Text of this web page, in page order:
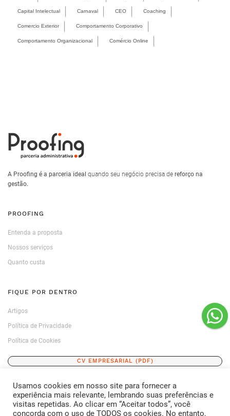
Capital Intelectual Carnaval CEO Coaching
Comercio Exterior Comportamento Corporativo
Comportamento Organizacional Comércio Online
A Proofing é a parceria ideal quando seu negócio precisa de reforço na
gestão.
PROOFING
Entenda a proposta
Nossos serviços
Quanto custa
FIQUE POR DENTRO
Artigos
Política de Privacidade
Política de Cookies
CV EMPRESARIAL (PDF)
ENTRE EM CONTATO
FALE CONOSCO
Usamos cookies em nosso site para fornecer a
experiência mais relevante, lembrando suas preferências e
visitas repetidas. Ao clicar em “Aceitar todos”, você
concorda com o uso de TODOS os cookies. No entanto,